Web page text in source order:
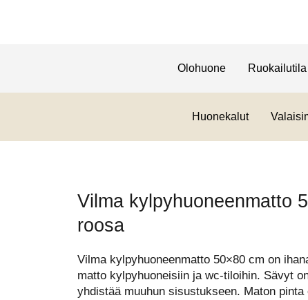
Olohuone Ruokailutila
Huonekalut
Vilma kylpyhuoneenmatto
roosa
Vilma kylpyhuoneenmatto 50×80 cm on
matto kylpyhuoneisiin ja wc-tiloihin. Sävyt
yhdistää muuhun sisustukseen. Maton